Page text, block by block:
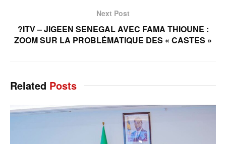
Next Post
?ITV – JIGEEN SENEGAL AVEC FAMA THIOUNE :
ZOOM SUR LA PROBLÉMATIQUE DES « CASTES »
Related Posts